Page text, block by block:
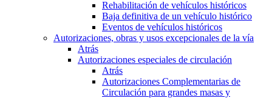
Rehabilitación de vehículos históricos
Baja definitiva de un vehículo histórico
Eventos de vehículos históricos
Autorizaciones, obras y usos excepcionales de la vía
Atrás
Autorizaciones especiales de circulación
Atrás
Autorizaciones Complementarias de
Circulación para grandes masas y